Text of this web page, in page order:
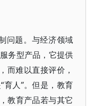
问题。与经济领域
务型产品，它提供
而难以直接评价，
育人”。但是，教育
教育产品若与其它